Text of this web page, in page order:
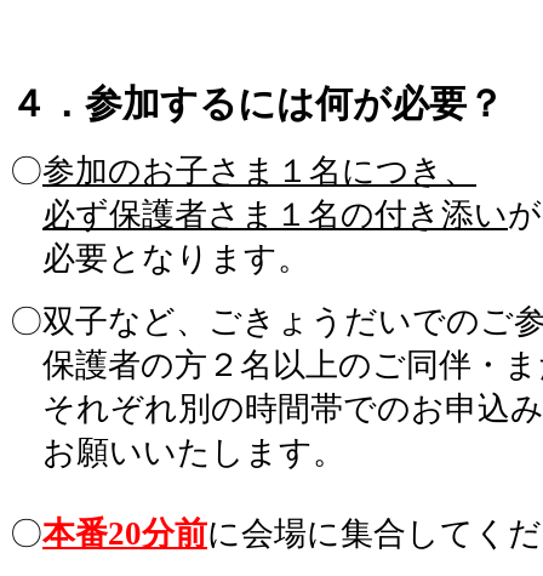
４．参加するには何が必要？
〇参加のお子さま１名につき、
必ず保護者さま１名の付き添いが
必要となります。
〇双子など、ごきょうだいでのご
保護者の方２名以上のご同伴・
それぞれ別の時間帯でのお申込
お願いいたします。
〇本番20分前に会場に集合してく